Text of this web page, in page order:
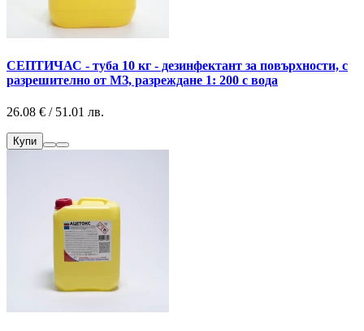
СЕПТИЧАС - туба 10 кг - дезинфектант за повърхности, с
разрешително от МЗ, разреждане 1: 200 с вода
26.08 € / 51.01 лв.
Купи